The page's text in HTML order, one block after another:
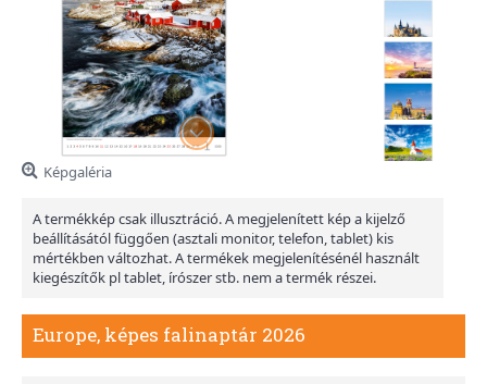
Képgaléria
A termékkép csak illusztráció. A megjelenített kép a kijelző
beállításától függően (asztali monitor, telefon, tablet) kis
mértékben változhat. A termékek megjelenítésénél használt
kiegészítők pl tablet, írószer stb. nem a termék részei.
Europe, képes falinaptár 2026